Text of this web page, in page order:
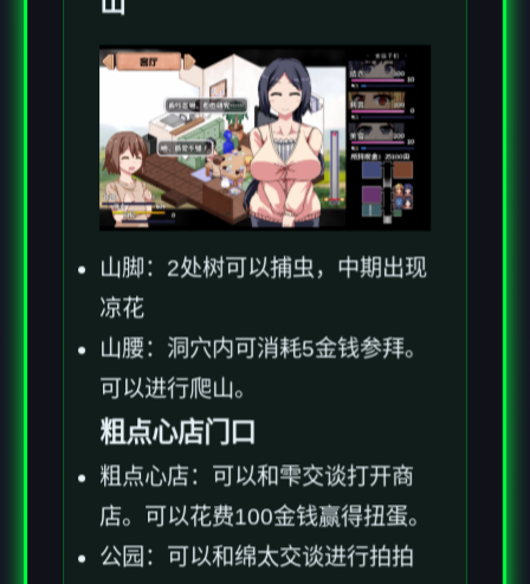
山脚：2处树可以捕虫，中期出现
凉花
山腰：洞穴内可消耗5金钱参拜。
可以进行爬山。
粗点心店门口
粗点心店：可以和雫交谈打开商
店。可以花费100金钱赢得扭蛋。
公园：可以和绵太交谈进行拍拍